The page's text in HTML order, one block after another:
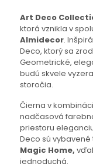
Art Deco
ktorá vznikla v
Almidecor.
Deco, ktorý sa
Geometrické,
budú skvele
storočia.
Čierna v
nadčasová
priestoru
Deco sú
Magic Home,
jednoduchá.